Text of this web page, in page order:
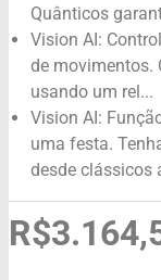
Quânticos
Vision AI:
de movimentos.
usando um rel...
Vision AI:
uma festa.
desde clássicos